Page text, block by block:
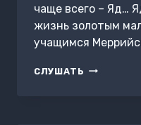
чаще всего – Яд…
жизнь золотым
учащимся
СЛУШАТЬ ЯД